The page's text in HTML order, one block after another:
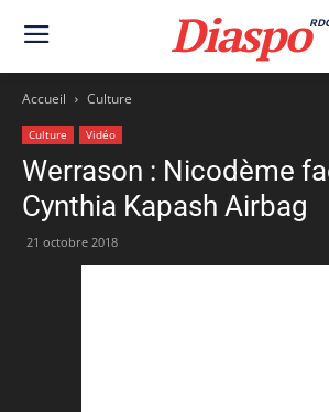
Diaspo
Accueil Culture
Culture Vidéo
Werrason : Nicodème
Cynthia Kapash Airbag
21 octobre 2018